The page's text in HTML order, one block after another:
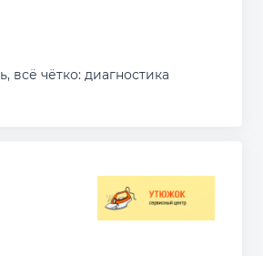
всё чётко: диагностика